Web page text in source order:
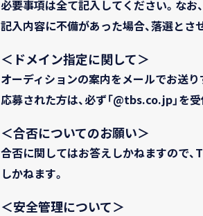
必要事項は全て記入してください。な
記入内容に不備があった場合、落選と
＜ドメイン指定に関して＞
オーディションの案内をメールでお送
応募された方は、必ず「@tbs.co.jp」を
＜合否についてのお願い＞
合否に関してはお答えしかねますので
しかねます。
＜安全管理について＞